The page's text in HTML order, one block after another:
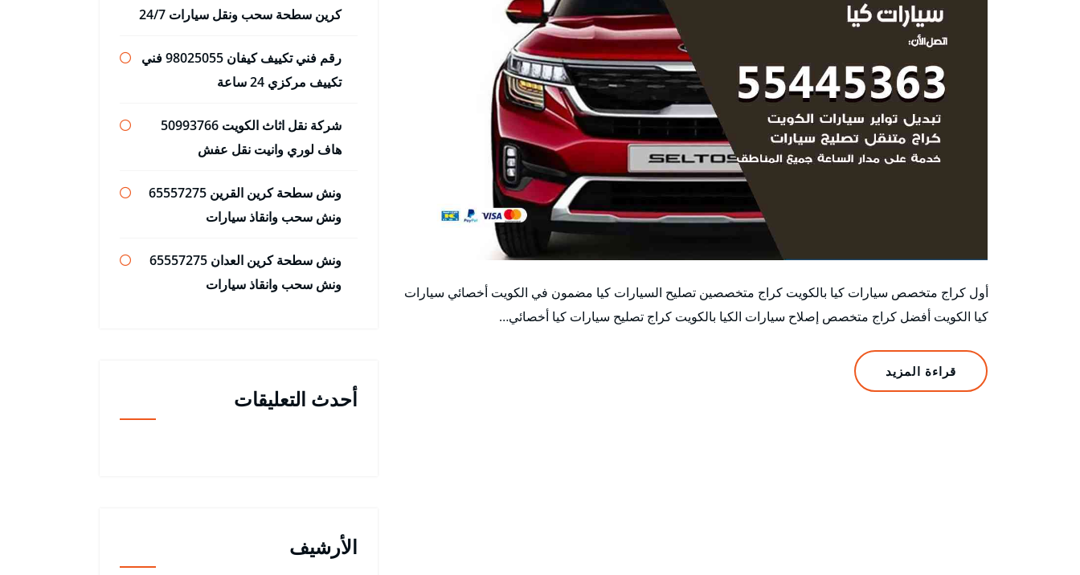
أول كراج متخصص سيارات كيا بالكويت كراج متخصصين تصليح السيارات كيا مضمون في الكويت أخصائي سيارات
كيا الكويت أفضل كراج متخصص إصلاح سيارات الكيا بالكويت كراج تصليح سيارات كيا أخصائي…
قراءة المزيد
كرين سطحة سحب ونقل سيارات 24/7
رقم فني تكييف كيفان 98025055 فني
تكييف مركزي 24 ساعة
شركة نقل اثاث الكويت 50993766
هاف لوري وانيت نقل عفش
ونش سطحة كرين القرين 65557275
ونش سحب وانقاذ سيارات
ونش سطحة كرين العدان 65557275
ونش سحب وانقاذ سيارات
أحدث التعليقات
الأرشيف